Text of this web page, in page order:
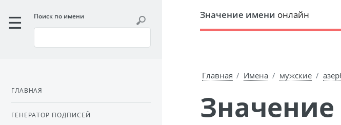
Значение имени онлайн
Главная Имена мужские
Поиск по имени
ГЛАВНАЯ
ГЕНЕРАТОР ПОДПИСЕЙ